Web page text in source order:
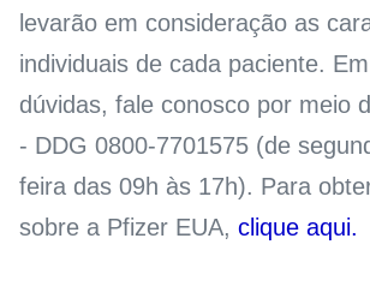
levarão em consideração as
individuais de cada paciente.
dúvidas, fale conosco por meio
- DDG 0800-7701575 (de
feira das 09h às 17h). Para
sobre a Pfizer EUA, clique aqui.